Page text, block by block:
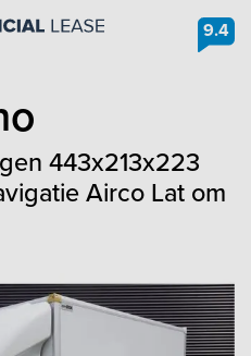
9.4
443x213x223
Airco Lat om